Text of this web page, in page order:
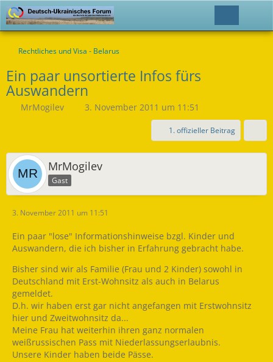
Rechtliches und Visa - Belarus
Ein paar unsortierte Infos fürs
Auswandern
MrMogilev 3. November 2011 um 11:51
1. offizieller Beitrag
MrMogilev
Gast
3. November 2011 um 11:51
Ein paar "lose" Informationshinweise bzgl. Kinder und
Auswandern, die ich bisher in Erfahrung gebracht habe.
Bisher sind wir als Familie (Frau und 2 Kinder) sowohl in
Deutschland mit Erst-Wohnsitz als auch in Belarus
gemeldet.
D.h. wir haben erst gar nicht angefangen mit Erstwohnsitz
hier und Zweitwohnsitz da...
Meine Frau hat weiterhin ihren ganz normalen
weißrussischen Pass mit Niederlassungserlaubnis.
Unsere Kinder haben beide Pässe.